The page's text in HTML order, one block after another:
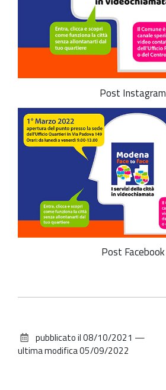
Post Instagram
Post Facebook
documento
pubblicato il08/10/2021 —
ultima modifica05/09/2022